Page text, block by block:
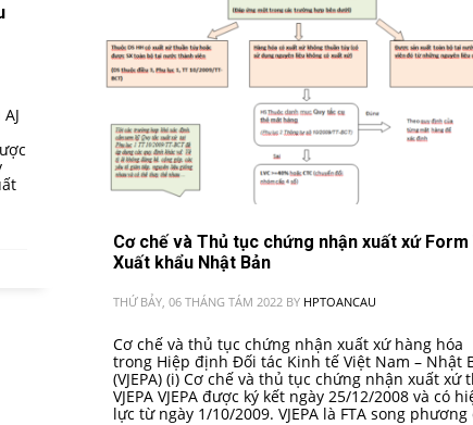
Cơ chế và Thủ tục chứng nhận xuất xứ Form
Xuất khẩu Nhật Bản
THỨ BẢY, 06 THÁNG TÁM 2022 BY HPTOANCAU
Cơ chế và thủ tục chứng nhận xuất xứ hàng hóa
trong Hiệp định Đối tác Kinh tế Việt Nam – Nhật
(VJEPA) (i) Cơ chế và thủ tục chứng nhận xuất xứ
VJEPA VJEPA được ký kết ngày 25/12/2008 và có
lực từ ngày 1/10/2009. VJEPA là FTA song phương